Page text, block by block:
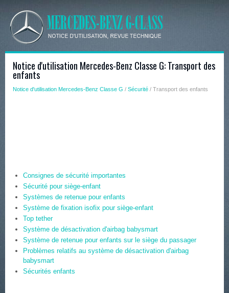
Notice d'utilisation Mercedes-Benz Classe G: Transport des
enfants
Notice d'utilisation Mercedes-Benz Classe G / Sécurité / Transport des enfants
Consignes de sécurité importantes
Sécurité pour siège-enfant
Systèmes de retenue pour enfants
Système de fixation isofix pour siège-enfant
Top tether
Système de désactivation d'airbag babysmart
Système de retenue pour enfants sur le siège du passager
Problèmes relatifs au système de désactivation d'airbag
babysmart
Sécurités enfants